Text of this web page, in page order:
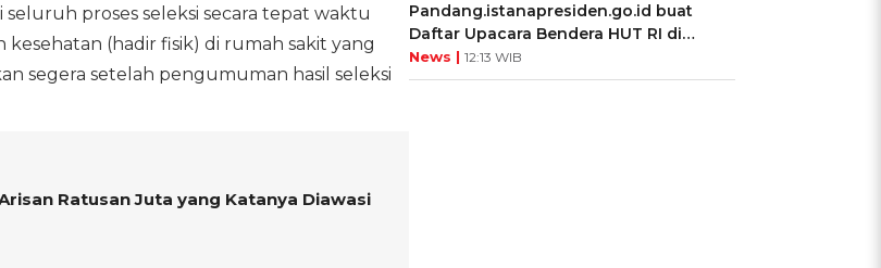
proses seleksi secara tepat waktu
kesehatan (hadir fisik) di rumah sakit yang
segera setelah pengumuman hasil seleksi
Ratusan Juta yang Katanya Diawasi
Pandang.istanapresiden.go.id buat
Daftar Upacara Bendera HUT RI di
Istana Negara
News | 12:13 WIB